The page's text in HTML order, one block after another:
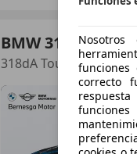
BMW 318
318dA Touringfunciones
correcto